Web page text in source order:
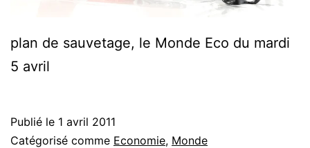
plan de sauvetage, le Monde Eco du mardi
5 avril
Publié le 1 avril 2011
Catégorisé comme Economie, Monde